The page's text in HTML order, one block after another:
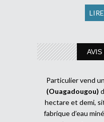
AVIS
Particulier vend
(Ouagadougou)
hectare et demi,
fabrique d’eau